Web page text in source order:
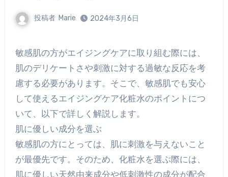
投稿者 Marie 2024年3月6日
敏感肌の方がエイジングケアに取り組む際には、
肌のデリケートさや刺激に対する過敏な反応を考
慮する必要があります。そこで、敏感肌でも安心
して使えるエイジングケア化粧水のポイントにつ
いて、以下で詳しく解説します。
肌に優しい成分を選ぶ
敏感肌の方にとっては、肌に刺激を与えないこと
が最優先です。そのため、化粧水を選ぶ際には、
肌に優しい天然由来成分や低刺激性の成分が配合